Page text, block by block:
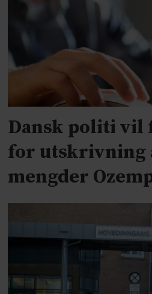
Dansk politi vil
for utskrivning
mengder